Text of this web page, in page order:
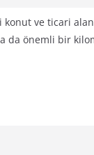
konut ve ticari
da önemli bir